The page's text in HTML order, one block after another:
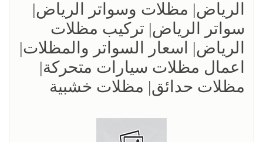
الرياض| مظلات وسواتر الرياض|
سواتر الرياض| تركيب مظلات
الرياض| اسعار السواتر والمظلات|
اعمال مظلات سيارات متحركة|
مظلات حدائق| مظلات خشبية